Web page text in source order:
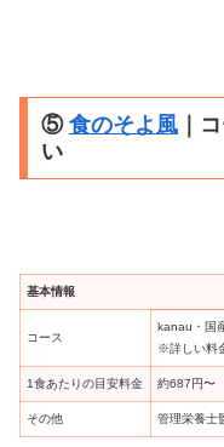
⑤ 食のそよ風｜
い
基本情報
コース
kanau・国
※詳しい料
1食あたりの目安料金 約687円〜
その他 管理栄養士